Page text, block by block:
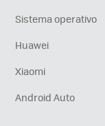
Sistema operativo
Huawei
Xiaomi
Android Auto